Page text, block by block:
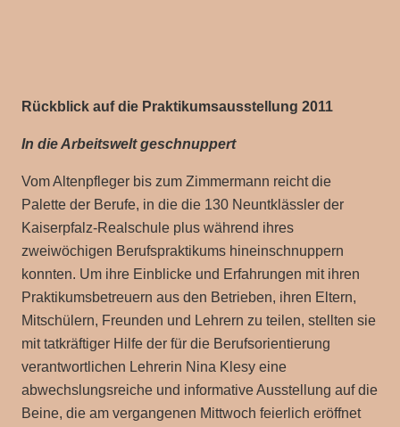
Rückblick auf die Praktikumsausstellung 2011
In die Arbeitswelt geschnuppert
Vom Altenpfleger bis zum Zimmermann reicht die
Palette der Berufe, in die die 130 Neuntklässler der
Kaiserpfalz-Realschule plus während ihres
zweiwöchigen Berufspraktikums hineinschnuppern
konnten. Um ihre Einblicke und Erfahrungen mit ihren
Praktikumsbetreuern aus den Betrieben, ihren Eltern,
Mitschülern, Freunden und Lehrern zu teilen, stellten sie
mit tatkräftiger Hilfe der für die Berufsorientierung
verantwortlichen Lehrerin Nina Klesy eine
abwechslungsreiche und informative Ausstellung auf die
Beine, die am vergangenen Mittwoch feierlich eröffnet